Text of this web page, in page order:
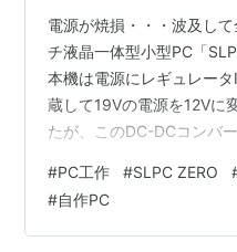
電源が焼損・・・波及し
チ液晶一体型小型PC「
本機は電源にレギュレー
蔵して19Vの電源を12Vに
たが、このDC-DCコンバ
ーターで「D1」と印刷さ
また隣のレギュレータIC
く二次側(出力)の過負荷に
#PC工作 #SLPC ZERO
#自作PC